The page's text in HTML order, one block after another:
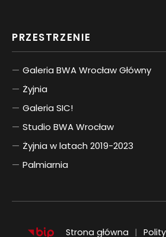
PRZESTRZENIE
Galeria BWA Wrocław Główny
Żyjnia
Galeria SIC!
Studio BWA Wrocław
Żyjnia w latach 2019-2023
Palmiarnia
Strona główna